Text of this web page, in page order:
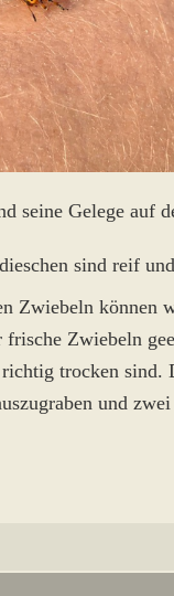
seine Gelege auf
sind reif
Zwiebeln können
Zwiebeln
trocken sind.
und